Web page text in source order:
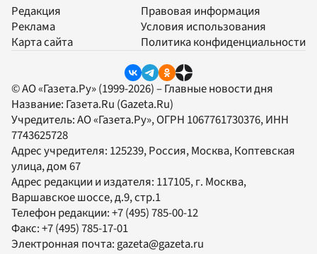
Редакция
Реклама
Карта сайта
Правовая информация
Условия использования
Политика конфиденциальности
© АО «Газета.Ру» (1999-2026) – Главные новости дня
Название: Газета.Ru (Gazeta.Ru)
Учредитель:АО «Газета.Ру», ОГРН 1067761730376, ИНН
7743625728
Адрес учредителя: 125239, Россия, Москва, Коптевская
улица, дом 67
Адрес редакции и издателя: 117105, г. Москва,
Варшавское шоссе, д.9, стр.1
Телефон редакции:+7 (495) 785-00-12
Факс:+7 (495) 785-17-01
Электронная почта:gazeta@gazeta.ru